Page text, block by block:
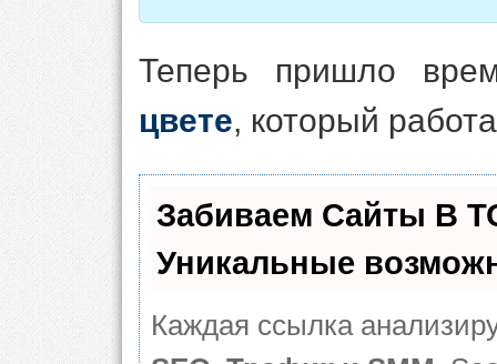
Теперь пришло
цвете, который
Забиваем Сайты В
Уникальные
Каждая ссылка